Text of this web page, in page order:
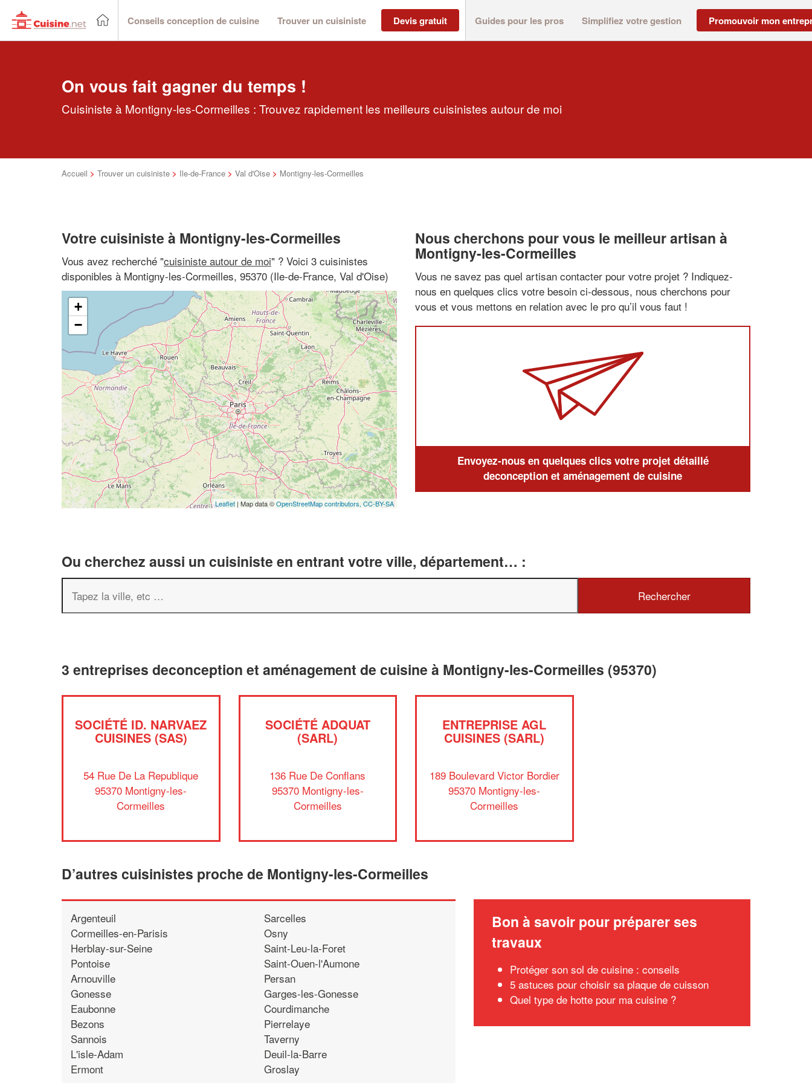
Conseils conception de cuisine Trouver un cuisiniste Devis gratuit Guides pour les pros Simplifiez votre gestion Promouvoir mon
On vous fait gagner du temps !
Cuisiniste à Montigny-les-Cormeilles : Trouvez rapidement les meilleurs cuisinistes autour de moi
Accueil > Trouver un cuisiniste > Ile-de-France > Val d'Oise > Montigny-les-Cormeilles
Votre cuisiniste à Montigny-les-Cormeilles
Vous avez recherché "cuisiniste autour de moi" ? Voici 3 cuisinistes
disponibles à Montigny-les-Cormeilles, 95370 (Ile-de-France, Val d'Oise)
+
−
Leaflet | Map data ©OpenStreetMap contributors, CC-BY-SA
Nous cherchons pour vous le meilleur artisan à
Montigny-les-Cormeilles
Vous ne savez pas quel artisan contacter pour votre projet ? Indiquez-
nous en quelques clics votre besoin ci-dessous, nous cherchons pour
vous et vous mettons en relation avec le pro qu’il vous faut !
Envoyez-nous en quelques clics votre projet détaillé
deconception et aménagement de cuisine
Ou cherchez aussi un cuisiniste en entrant votre ville, département… :
3 entreprises deconception et aménagement de cuisine à Montigny-les-Cormeilles (95370)
SOCIÉTÉ ID. NARVAEZ
CUISINES (SAS)
54 Rue De La Republique
95370 Montigny-les-
Cormeilles
SOCIÉTÉ ADQUAT
(SARL)
136 Rue De Conflans
95370 Montigny-les-
Cormeilles
ENTREPRISE AGL
CUISINES (SARL)
189 Boulevard Victor Bordier
95370 Montigny-les-
Cormeilles
D’autres cuisinistes proche de Montigny-les-Cormeilles
Argenteuil
Cormeilles-en-Parisis
Herblay-sur-Seine
Pontoise
Arnouville
Gonesse
Eaubonne
Bezons
Sannois
L'isle-Adam
Ermont
Sarcelles
Osny
Saint-Leu-la-Foret
Saint-Ouen-l'Aumone
Persan
Garges-les-Gonesse
Courdimanche
Pierrelaye
Taverny
Deuil-la-Barre
Groslay
Bon à savoir pour préparer ses
travaux
Protéger son sol de cuisine : conseils
5 astuces pour choisir sa plaque de cuisson
Quel type de hotte pour ma cuisine ?
✕
Augmentez votre